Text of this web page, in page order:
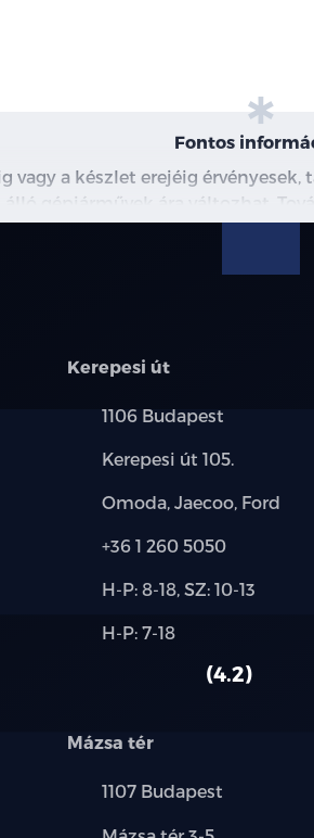
LED hátsó lámpák
Panoráma
árnyékolóval
Elektromosan
Esőérzékelős első
Hátső szélvédő
Vegán bőr ülések
6 irányban
Fontos
vagy a készlet erejéig
gépjárművek ára változhat.
részleteiről, kérjük, érdeklődjön
Kerepesi út
Település:
1106 Budapest
Cím:
Kerepesi út 105.
Márkák:
Omoda, Jaecoo, Ford
Telefon:
+36 1 260 5050
Új-
használt
H-P: 8-18, SZ: 10-13
Alkatrész,
H-P: 7-18
4.2
Mázsa tér
Település:
1107 Budapest
Cím: